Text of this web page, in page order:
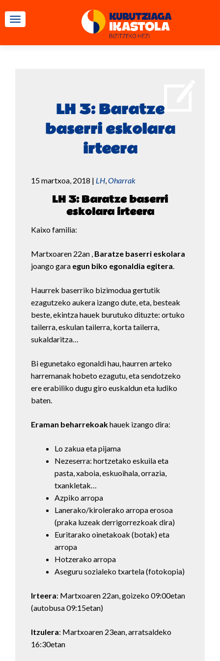
TOGGLE NAVIGATION
LH 3: Baratze
baserri eskolara
irteera
15 martxoa, 2018 | LH,Oharrak
LH 3: Baratze baserri
eskolara irteera
Kaixo familia:
Martxoaren 22an , Baratze baserri eskolara
joango gara egun biko egonaldia egitera.
Haurrek baserriko bizimodua gertutik
ezagutzeko aukera izango dute, eta, besteak
beste, ekintza hauek burutuko dituzte: ortuko
tailerra, eskulan tailerra, korta tailerra,
sukaldaritza…
Bi egunetako egonaldi hau, haurren arteko
harremanak hobeto ezagutu, eta sendotzeko
ere erabiliko dugu giro euskaldun eta ludiko
baten.
Eraman beharrekoakhauek izango dira:
Lo zakua eta pijama
Nezeserra: hortzetako eskuila eta
pasta, xaboia, eskuoihala, orrazia,
txankletak…
Azpiko arropa
Lanerako/kirolerako arropa erosoa
(praka luzeak derrigorrezkoak dira)
Euritarako oinetakoak (botak) eta
arropa
Hotzerako arropa
Aseguru sozialeko txartela (fotokopia)
Irteera: Martxoaren 22an, goizeko 09:00etan
(autobusa 09:15etan)
Itzulera: Martxoaren 23ean, arratsaldeko
16:30etan